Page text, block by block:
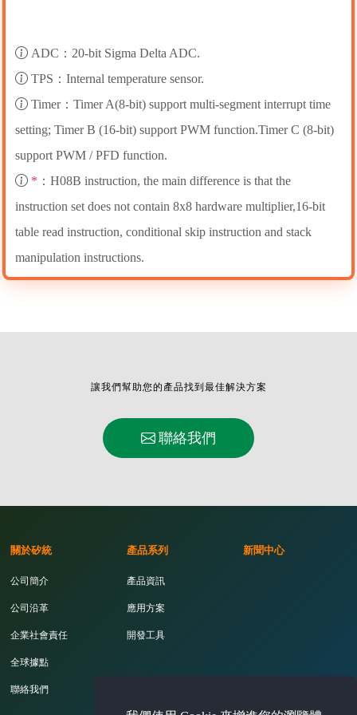
ADC：20-bit Sigma Delta ADC.
TPS：Internal temperature sensor.
Timer：Timer A(8-bit) support multi-segment interrupt time
setting; Timer B (16-bit) support PWM function.Timer C (8-bit)
support PWM / PFD function.
* ：H08B instruction, the main difference is that the
instruction set does not contain 8x8 hardware multiplier,16-bit
table read instruction, conditional skip instruction and stack
manipulation instructions.
讓我們幫助您的產品找到最佳解決方案
聯絡我們
關於矽統
公司簡介
公司沿革
企業社會責任
全球據點
聯絡我們
產品系列
產品資訊
應用方案
開發工具
新聞中心